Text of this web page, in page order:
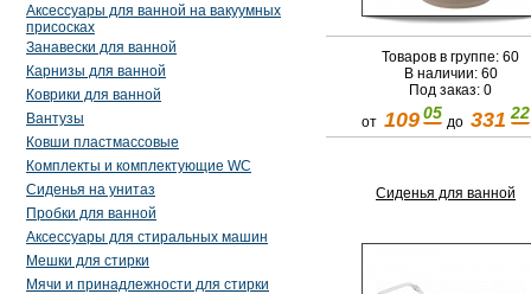
Аксессуары для ванной на вакуумных
присосках
Занавески для ванной
Карнизы для ванной
Коврики для ванной
Вантузы
Ковши пластмассовые
Комплекты и комплектующие WC
Сиденья на унитаз
Пробки для ванной
Аксессуары для стиральных машин
Мешки для стирки
Мячи и принадлежности для стирки
Товаров в группе: 60
В наличии: 60
Под заказ: 0
от 109 05до331 22
Сиденья для ванной